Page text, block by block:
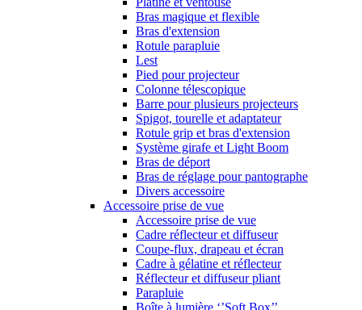
Bras magique et flexible
Bras d'extension
Rotule parapluie
Lest
Pied pour projecteur
Colonne télescopique
Barre pour plusieurs projecteurs
Spigot, tourelle et adaptateur
Rotule grip et bras d'extension
Système girafe et Light Boom
Bras de déport
Bras de réglage pour pantographe
Divers accessoire
Accessoire prise de vue
Accessoire prise de vue
Cadre réflecteur et diffuseur
Coupe-flux, drapeau et écran
Cadre à gélatine et réflecteur
Réflecteur et diffuseur pliant
Parapluie
Boîte à lumière ‘’Soft Box’’